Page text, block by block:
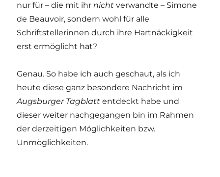
nur für – die mit ihrnicht verwandte – Simone
de Beauvoir, sondern wohl für alle
Schriftstellerinnen durch ihre Hartnäckigkeit
erst ermöglicht hat?
Genau. So habe ich auch geschaut, als ich
heute diese ganz besondere Nachricht im
Augsburger Tagblatt entdeckt habe und
dieser weiter nachgegangen bin im Rahmen
der derzeitigen Möglichkeiten bzw.
Unmöglichkeiten.